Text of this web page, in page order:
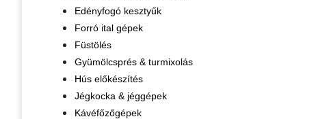
Edényfogó kesztyűk
Forró ital gépek
Füstölés
Gyümölcsprés & turmixolás
Hús előkészítés
Jégkocka & jéggépek
Kávéfőzőgépek